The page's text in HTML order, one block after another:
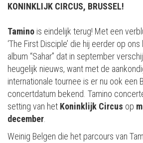
KONINKLIJK CIRCUS, BRUSSEL!
Tamino is eindelijk terug! Met een
‘The First Disciple’ die hij eerder op
album “Sahar” dat in september
heugelijk nieuws, want met de
internationale tournee is er nu ook een
concertdatum bekend. Tamino
setting van het Koninklijk Circus op
december
Weinig Belgen die het parcours van